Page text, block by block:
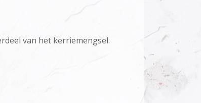
van het kerriemengsel.